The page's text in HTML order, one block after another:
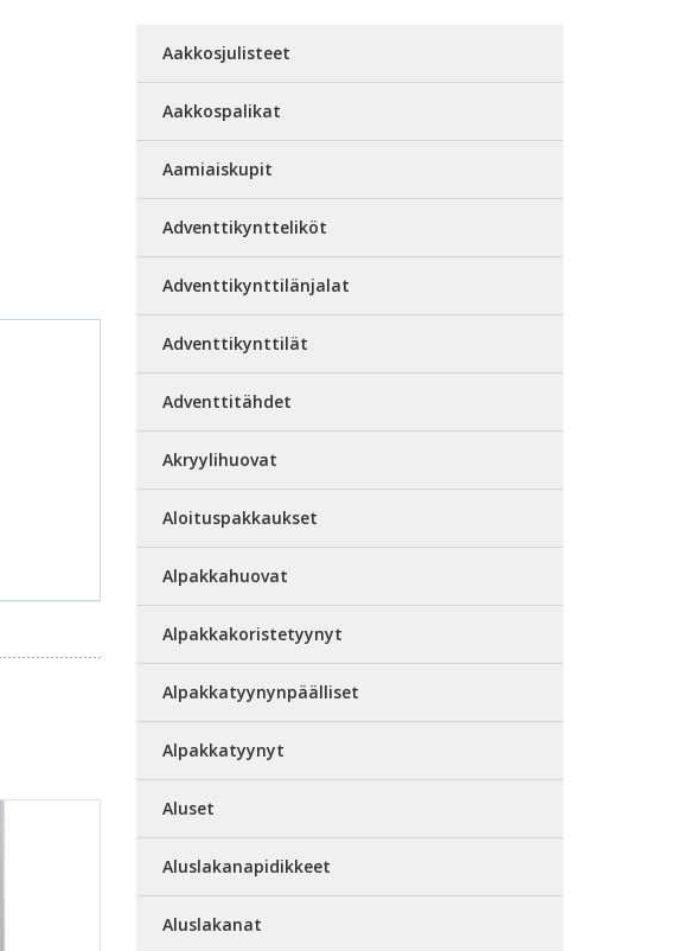
Aakkosjulisteet
Aakkospalikat
Aamiaiskupit
Adventtikyntteliköt
Adventtikynttilänjalat
Adventtikynttilät
Adventtitähdet
Akryylihuovat
Aloituspakkaukset
Alpakkahuovat
Alpakkakoristetyynyt
Alpakkatyynynpäälliset
Alpakkatyynyt
Aluset
Aluslakanapidikkeet
Aluslakanat